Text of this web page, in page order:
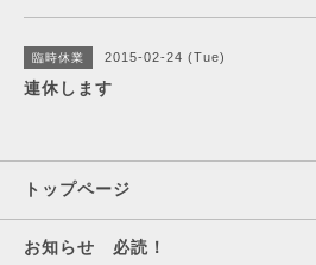
臨時休業 2015-02-24 (Tue)
連休します
トップページ
お知らせ 必読！